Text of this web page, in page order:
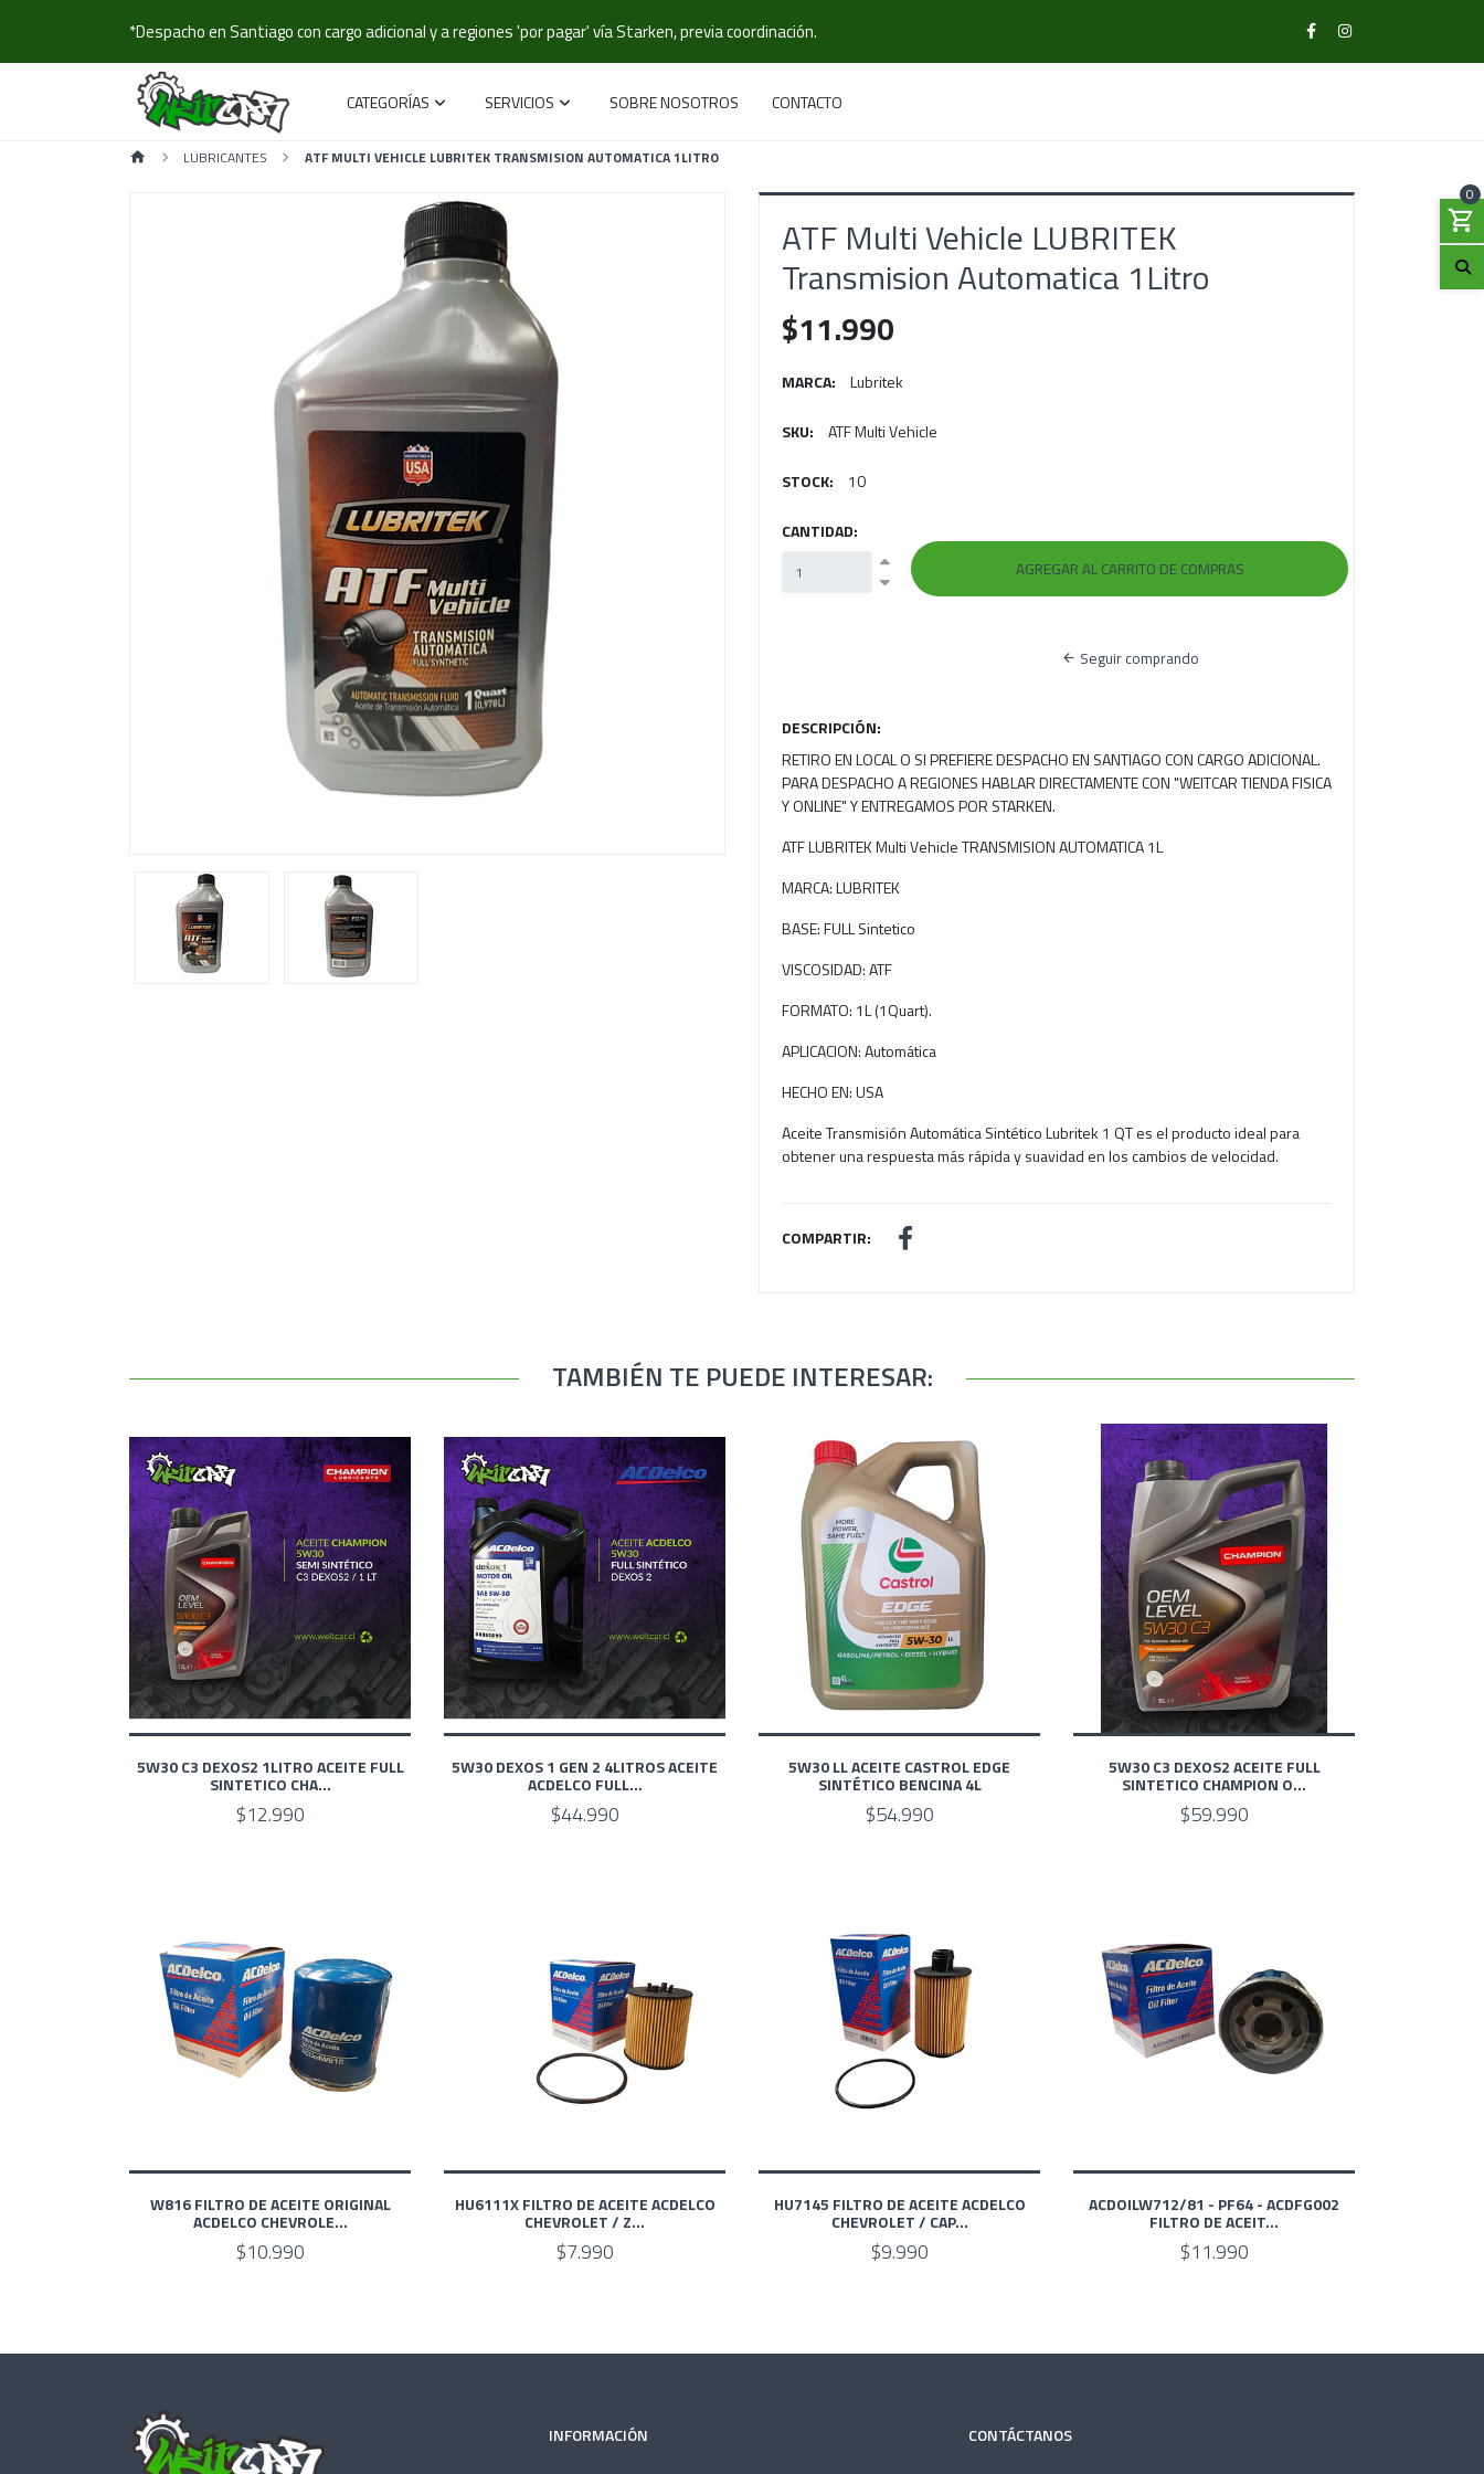
*Despacho en Santiago con cargo adicional y a regiones 'por pagar' vía Starken, previa coordinación.
CATEGORÍAS SERVICIOS SOBRE NOSOTROS CONTACTO
0
LUBRICANTES ATF MULTI VEHICLE LUBRITEK TRANSMISION AUTOMATICA 1LITRO
ATF Multi Vehicle LUBRITEK
Transmision Automatica 1Litro
$11.990
MARCA: Lubritek
SKU: ATF Multi Vehicle
STOCK: 10
CANTIDAD:
Seguir comprando
DESCRIPCIÓN:
RETIRO EN LOCAL O SI PREFIERE DESPACHO EN SANTIAGO CON CARGO ADICIONAL.
PARA DESPACHO A REGIONES HABLAR DIRECTAMENTE CON "WEITCAR TIENDA FISICA
Y ONLINE" Y ENTREGAMOS POR STARKEN.
ATF LUBRITEK Multi Vehicle TRANSMISION AUTOMATICA 1L
MARCA: LUBRITEK
BASE: FULL Sintetico
VISCOSIDAD: ATF
FORMATO: 1L (1Quart).
APLICACION: Automática
HECHO EN: USA
Aceite Transmisión Automática Sintético Lubritek 1 QT es el producto ideal para
obtener una respuesta más rápida y suavidad en los cambios de velocidad.
COMPARTIR:
TAMBIÉN TE PUEDE INTERESAR:
5W30 C3 DEXOS2 1LITRO ACEITE FULL
SINTETICO CHA...
$12.990
5W30 DEXOS 1 GEN 2 4LITROS ACEITE
ACDELCO FULL...
$44.990
5W30 LL ACEITE CASTROL EDGE
SINTÉTICO BENCINA 4L
$54.990
5W30 C3 DEXOS2 ACEITE FULL
SINTETICO CHAMPION O...
$59.990
W816 FILTRO DE ACEITE ORIGINAL
ACDELCO CHEVROLE...
$10.990
HU6111X FILTRO DE ACEITE ACDELCO
CHEVROLET / Z...
$7.990
HU7145 FILTRO DE ACEITE ACDELCO
CHEVROLET / CAP...
$9.990
ACDOILW712/81 - PF64 - ACDFG002
FILTRO DE ACEIT...
$11.990
INFORMACIÓN CONTÁCTANOS